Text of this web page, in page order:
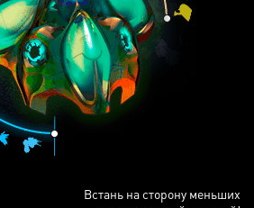
Встань на сторону меньших